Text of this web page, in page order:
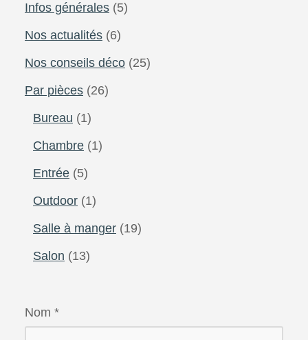
Infos générales (5)
Nos actualités (6)
Nos conseils déco (25)
Par pièces (26)
Bureau (1)
Chambre (1)
Entrée (5)
Outdoor (1)
Salle à manger (19)
Salon (13)
Nom *